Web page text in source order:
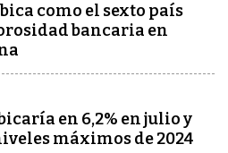
como el sexto país
bancaria en
en 6,2% en julio y
máximos de 2024